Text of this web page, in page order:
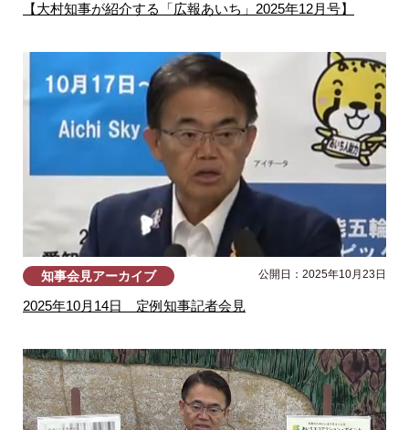
【大村知事が紹介する「広報あいち」2025年12月号】
知事会見アーカイブ 公開日：2025年10月23日
2025年10月14日 定例知事記者会見